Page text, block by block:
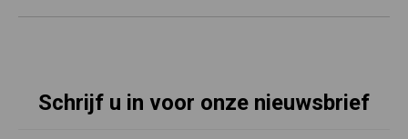
Schrijf u in voor onze nieuwsbrief